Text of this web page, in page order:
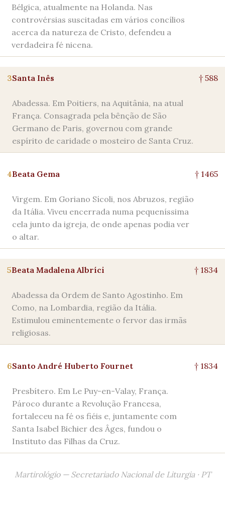
Bélgica, atualmente na Holanda. Nas
controvérsias suscitadas em vários concílios
acerca da natureza de Cristo, defendeu a
verdadeira fé nicena.
3Santa Inês
Abadessa. Em Poitiers, na Aquitânia, na atual
França. Consagrada pela bênção de São
Germano de Paris, governou com grande
espírito de caridade o mosteiro de Santa Cruz.
† 588
4Beata Gema
Virgem. Em Goriano Sícoli, nos Abruzos, região
da Itália. Viveu encerrada numa pequeníssima
cela junto da igreja, de onde apenas podia ver
o altar.
† 1465
5Beata Madalena Albríci
Abadessa da Ordem de Santo Agostinho. Em
Como, na Lombardia, região da Itália.
Estimulou eminentemente o fervor das irmãs
religiosas.
† 1834
6Santo André Huberto Fournet
Presbítero. Em Le Puy-en-Valay, França.
Pároco durante a Revolução Francesa,
fortaleceu na fé os fiéis e, juntamente com
Santa Isabel Bichier des Âges, fundou o
Instituto das Filhas da Cruz.
† 1834
Martirológio — Secretariado Nacional de Liturgia · PT